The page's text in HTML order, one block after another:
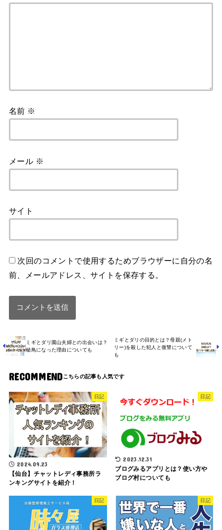
名前 ※
メール ※
サイト
次回のコメントで使用するためブラウザーに自分の名
前、メールアドレス、サイトを保存する。
ミギとダリ園山夫婦との出会いは？
秘鳥になった理由についても
ミギとダリの目的とは？母親(メト
リー)を殺した犯人と復讐について
も
RECOMMEND
日記
2024.09.23
【仙台】チャットレディ事務所ラ
ンキングサイトを紹介！
日記
2023.12.31
ブログみるアプリとは？使い方や
ブログ村についても
日記 日記